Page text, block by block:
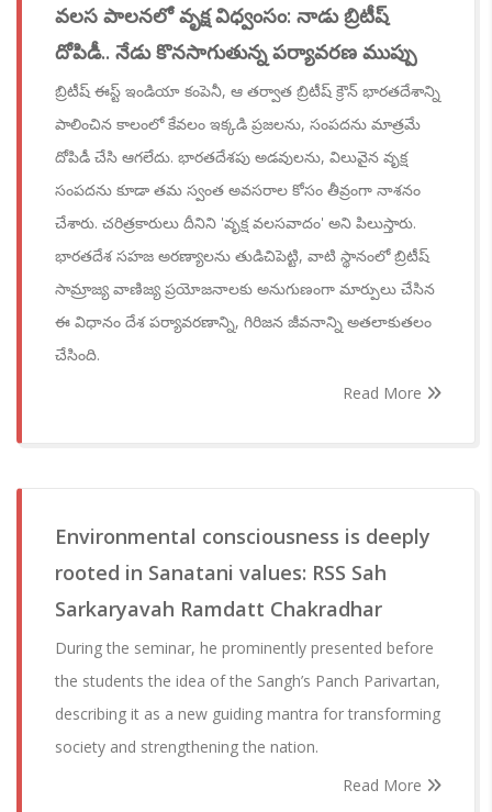
వలస పాలనలో వృక్ష విధ్వంసం: నాడు బ్రిటీష్
దోపిడీ.. నేడు కొనసాగుతున్న పర్యావరణ ముప్పు
బ్రిటీష్ ఈస్ట్ ఇండియా కంపెనీ, ఆ తర్వాత బ్రిటీష్ క్రౌన్ భారతదేశాన్ని
పాలించిన కాలంలో కేవలం ఇక్కడి ప్రజలను, సంపదను మాత్రమే
దోపిడీ చేసి ఆగలేదు. భారతదేశపు అడవులను, విలువైన వృక్ష
సంపదను కూడా తమ స్వంత అవసరాల కోసం తీవ్రంగా నాశనం
చేశారు. చరిత్రకారులు దీనిని 'వృక్ష వలసవాదం' అని పిలుస్తారు.
భారతదేశ సహజ అరణ్యాలను తుడిచిపెట్టి, వాటి స్థానంలో బ్రిటీష్
సామ్రాజ్య వాణిజ్య ప్రయోజనాలకు అనుగుణంగా మార్పులు చేసిన
ఈ విధానం దేశ పర్యావరణాన్ని, గిరిజన జీవనాన్ని అతలాకుతలం
చేసింది.
Read More
Environmental consciousness is deeply
rooted in Sanatani values: RSS Sah
Sarkaryavah Ramdatt Chakradhar
During the seminar, he prominently presented before
the students the idea of the Sangh’s Panch Parivartan,
describing it as a new guiding mantra for transforming
society and strengthening the nation.
Read More